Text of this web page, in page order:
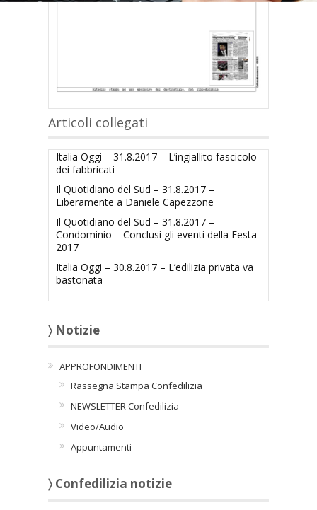
Articoli collegati
Italia Oggi – 31.8.2017 – L’ingiallito fascicolo
dei fabbricati
Il Quotidiano del Sud – 31.8.2017 –
Liberamente a Daniele Capezzone
Il Quotidiano del Sud – 31.8.2017 –
Condominio – Conclusi gli eventi della Festa
2017
Italia Oggi – 30.8.2017 – L’edilizia privata va
bastonata
〉 Notizie
APPROFONDIMENTI
Rassegna Stampa Confedilizia
NEWSLETTER Confedilizia
Video/Audio
Appuntamenti
〉 Confedilizia notizie